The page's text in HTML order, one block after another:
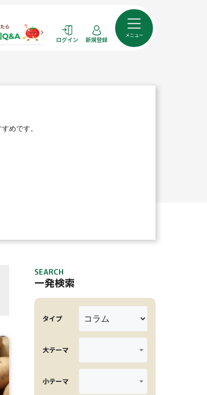
ログイン 新規登録
メニュー
めです。
SEARCH
一発検索
タイプ
大テーマ
小テーマ